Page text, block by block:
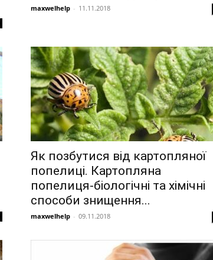
maxwelhelp - 11.11.2018
Як позбутися від картопляної
попелиці. Картопляна
попелиця-біологічні та хімічні
способи знищення...
maxwelhelp - 09.11.2018